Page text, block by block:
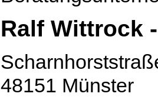
Ralf Wittrock
48151 Münster